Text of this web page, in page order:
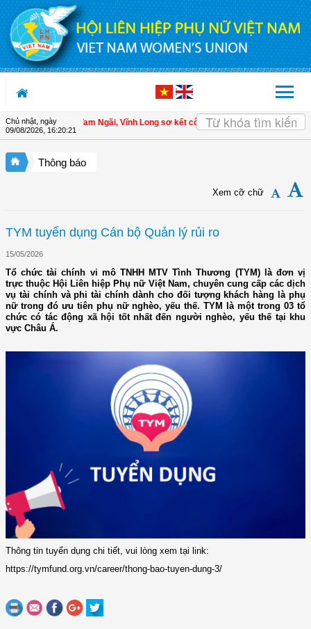
Truy cập nội dung luôn
Chủ nhật, ngày
09/08/2026, 16:20:22
| Hội LHPN xã Tam Ngãi, Vĩnh Long sơ kết công tác Hội và phong trào phụ nữ
Thông báo
Xem cỡ chữ
TYM tuyển dụng Cán bộ Quản lý rủi ro
15/05/2026
Tổ chức tài chính vi mô TNHH MTV Tình Thương (TYM) là đơn vị
trực thuộc Hội Liên hiệp Phụ nữ Việt Nam, chuyên cung cấp các dịch
vụ tài chính và phi tài chính dành cho đối tượng khách hàng là phụ
nữ trong đó ưu tiên phụ nữ nghèo, yếu thế. TYM là một trong 03 tổ
chức có tác động xã hội tốt nhất đến người nghèo, yếu thế tại khu
vực Châu Á.
Thông tin tuyển dụng chi tiết, vui lòng xem tại link:
https://tymfund.org.vn/career/thong-bao-tuyen-dung-3/